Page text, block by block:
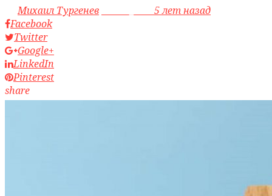
byМихаил Тургенев
5 лет назад
Facebook
Twitter
Google+
LinkedIn
Pinterest
share